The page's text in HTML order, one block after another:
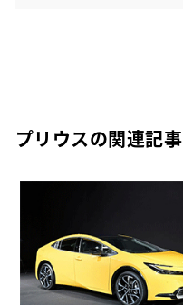
プリウスの関連記事